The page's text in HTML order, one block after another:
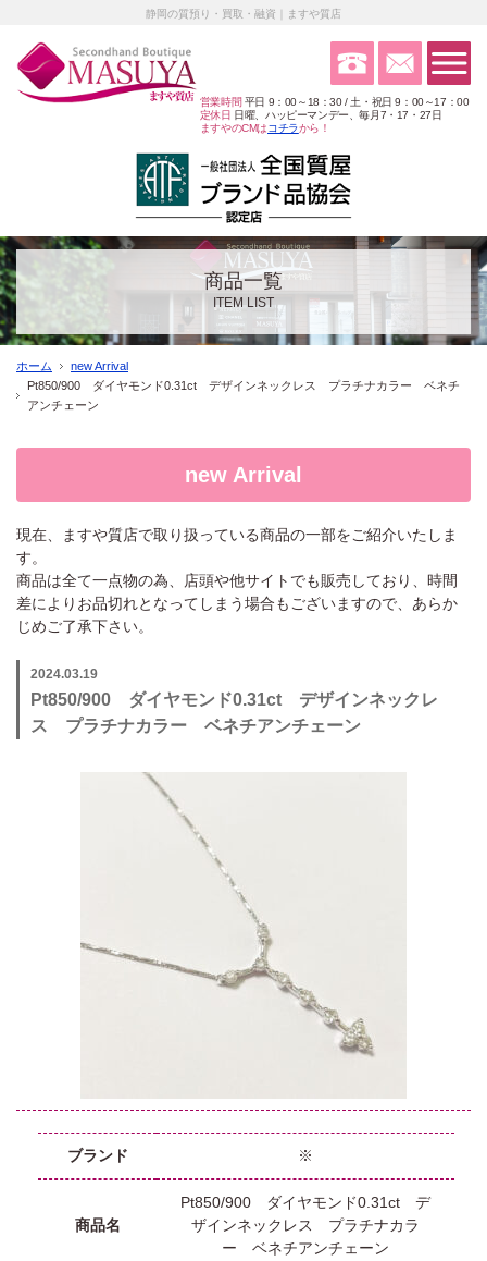
静岡の質預り・買取・融資｜ますや質店
営業時間 平日 9：00～18：30 / 土・祝日 9：00～17：00
定休日 日曜、ハッピーマンデー、毎月7・17・27日
ますやのCMはコチラから！
商品一覧
ITEM LIST
ホーム
new Arrival
Pt850/900 ダイヤモンド0.31ct デザインネックレス プラチナカラー ベネチ
アンチェーン
new Arrival
現在、ますや質店で取り扱っている商品の一部をご紹介いたしま
す。
商品は全て一点物の為、店頭や他サイトでも販売しており、時間
差によりお品切れとなってしまう場合もございますので、あらか
じめご了承下さい。
2024.03.19
Pt850/900 ダイヤモンド0.31ct デザインネックレ
ス プラチナカラー ベネチアンチェーン
ブランド ※
商品名
Pt850/900 ダイヤモンド0.31ct デ
ザインネックレス プラチナカラ
ー ベネチアンチェーン